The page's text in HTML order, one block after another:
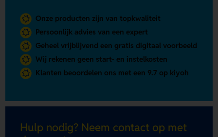
Onze producten zijn van topkwaliteit
Persoonlijk advies van een expert
Geheel vrijblijvend een gratis digitaal voorbeeld
Wij rekenen geen start- en instelkosten
Klanten beoordelen ons met een 9.7 op kiyoh
Hulp nodig? Neem contact op met